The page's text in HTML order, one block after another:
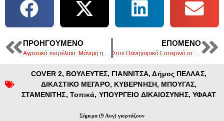
ΠΡΟΗΓΟΎΜΕΝΟ
Αγροτικό πετρέλαιο: Μόνιμη η φοροελάφρυνση από τον Ειδικό Φόρο Κατανάλωσης.
ΕΠΌΜΕΝΟ
Στον Πανηγυρικό Εσπερινό στον Ι.Ν. του Αγ. Νεκταρίου Εδέσσης ο Λάκης Βασιλειάδης.
COVER 2, ΒΟΥΛΕΥΤΕΣ, ΓΙΑΝΝΙΤΣΑ,Δήμος ΠΕΛΛΑΣ,
ΔΙΚΑΣΤΙΚΟ ΜΕΓΑΡΟ, ΚΥΒΕΡΝΗΣΗ, ΜΠΟΥΓΑΣ,
ΣΤΑΜΕΝΙΤΗΣ, Τοπικά, ΥΠΟΥΡΓΕΙΟ ΔΙΚΑΙΟΣΥΝΗΣ, ΥΦΑΑΤ
Σήμερα (9 Αυγ) γιορτάζουν